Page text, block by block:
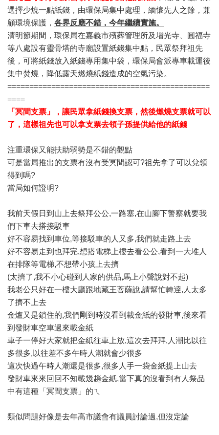
選擇少燒一點紙錢，由環保局集中處理，緬懷先人之餘，兼
顧環境保護， 各界反應不錯，今年繼續實施。
清明節期間，環保局在嘉義市殯葬管理所及增光寺、圓福寺
等八處設有靈骨塔的寺廟設置紙錢集中點，民眾祭拜祖先
後，可將紙錢放入紙錢專用集中袋，環保局會派專車載運後
集中焚燒，降低露天燃燒紙錢造成的空氣污染。
==============================================
====
「冥間支票」，讓民眾拿紙錢換支票，然後燃燒支票就可以
了，這樣祖先也可以拿支票去領子孫提供給他的紙錢
注重環保又能扶助弱勢是不錯的觀點
可是當局推出的支票有沒有受冥間認可?祖先拿了可以兌領
得到嗎?
當局如何證明?
我前天假日到山上去祭拜公公,一路塞,在山腳下警察就要我
們下車去搭接駁車
好不容易找到車位,等接駁車的人又多,我們就走路上去
好不容易走到也拜完,想搭電梯上樓去看公公,看到一大堆人
在排隊等電梯,不想帶小孩上去擠
(太擠了,我不小心碰到人家的供品,馬上小聲說對不起)
我老公只好在一樓大廳跟地藏王菩薩說,請幫忙轉逹,人太多
了擠不上去
金爐又是鎖住的,我們剛到時沒看到載金紙的發財車,後來看
到發財車空車過來載金紙
車子一停好大家就把金紙往車上放,這次去拜拜,人潮比以往
多很多,以往差不多午時人潮就會少很多
這次快過午時人潮還是很多,很多人手一袋金紙提上山去
發財車來來回回不知載幾趟金紙,當下真的沒看到有人祭品
中有這種「冥間支票」的ㄟ
類似問題好像是去年高市議會有議員討論過,但沒定論